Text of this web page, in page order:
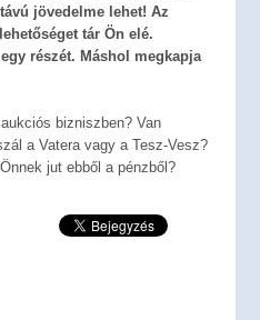
jövedelme lehet! Az
tár Ön elé.
részét. Máshol megkapja
bizniszben? Van
a Vatera vagy a Tesz-Vesz?
jut ebből a pénzből?